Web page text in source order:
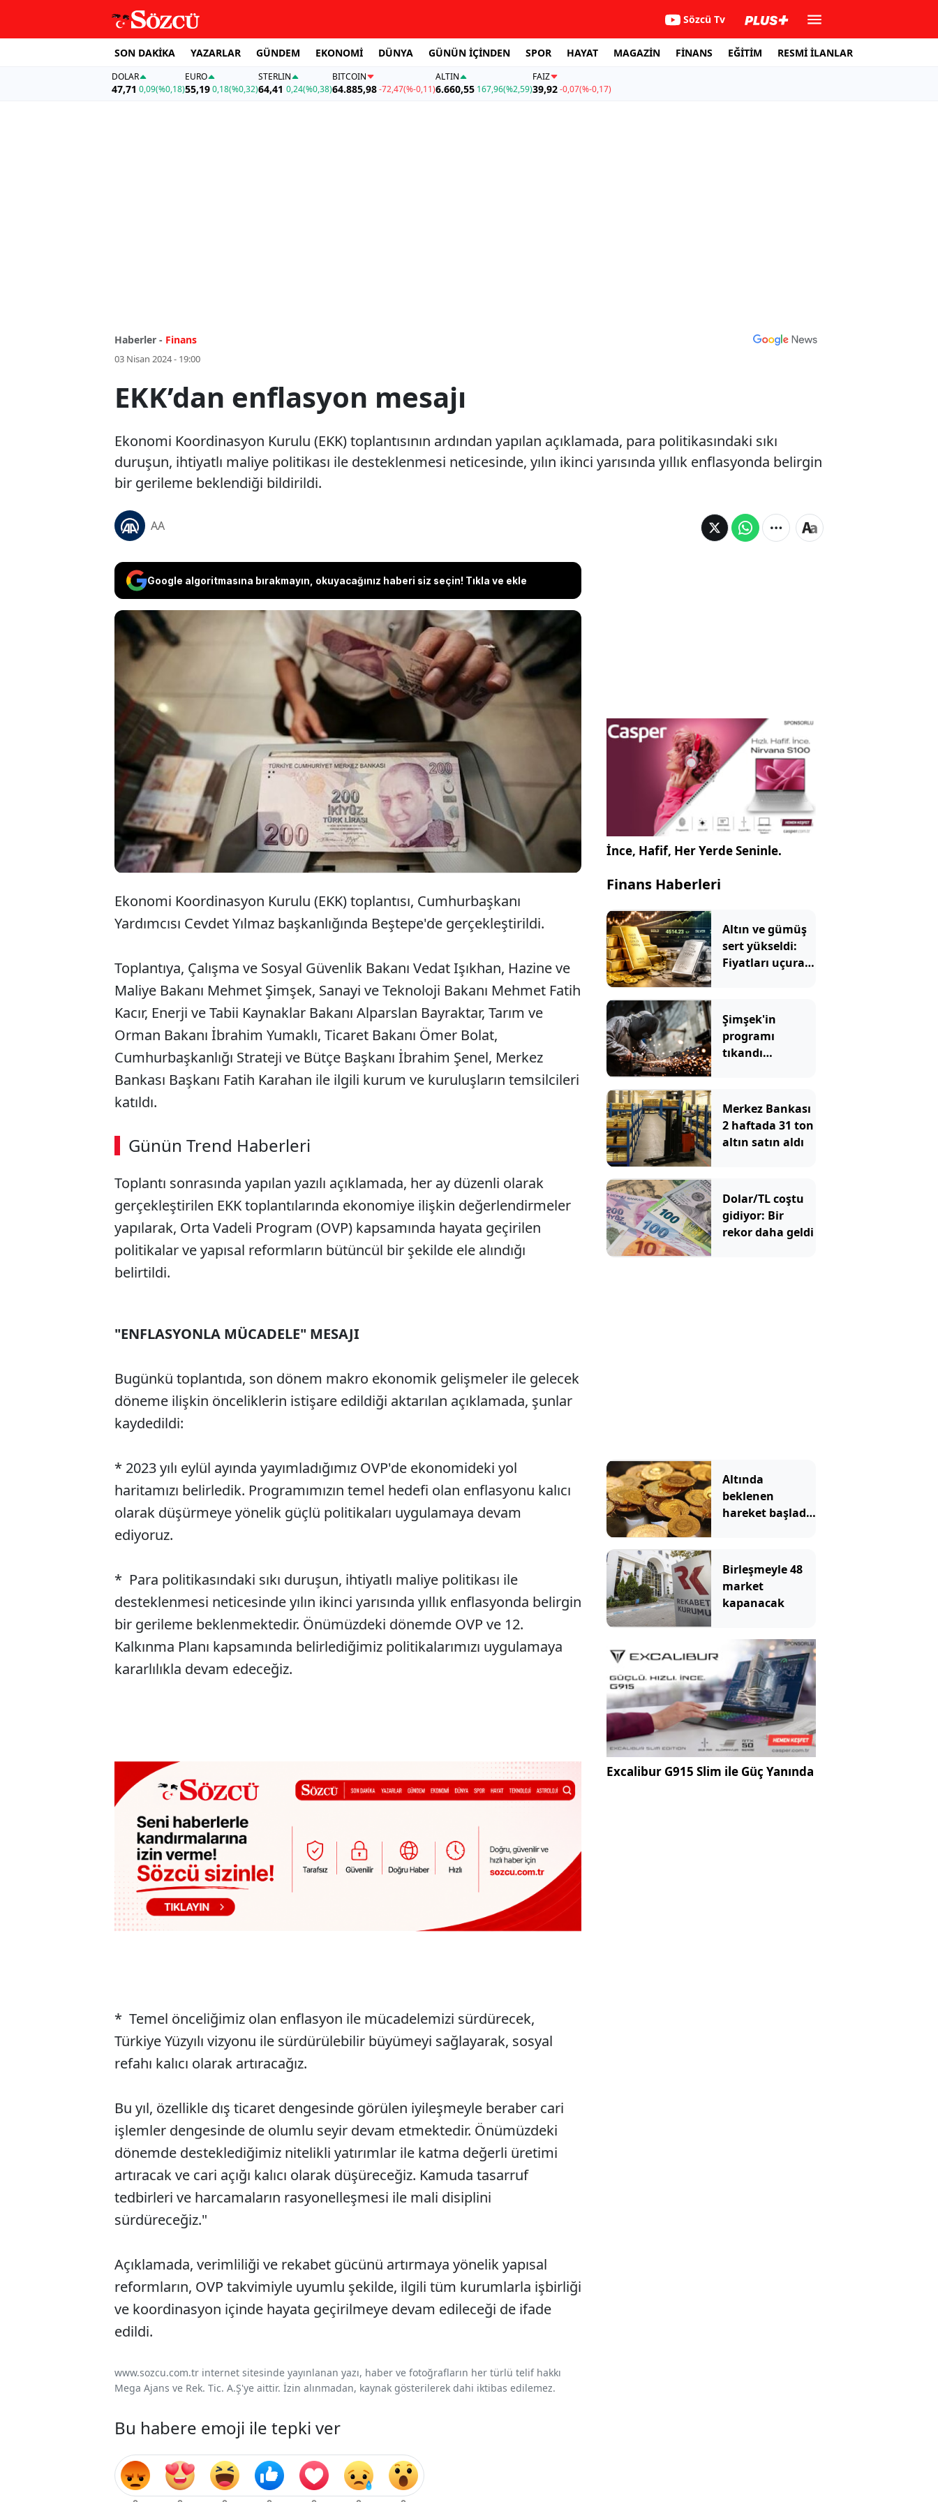
Sözcü Tv
SON DAKİKA YAZARLAR GÜNDEM EKONOMİ DÜNYA GÜNÜN İÇİNDEN SPOR HAYAT MAGAZİN FİNANS EĞİTİM RESMİ İLANLAR
DOLAR
47,71 0,09(%0,18)
EURO
55,19 0,18(%0,32)
STERLIN
64,41 0,24(%0,38)
BITCOIN
64.885,98-72,47(%-0,11)
ALTIN
6.660,55 167,96(%2,59)
FAİZ
39,92-0,07(%-0,17)
Haberler - Finans
03 Nisan 2024 - 19:00
EKK’dan enflasyon mesajı
Ekonomi Koordinasyon Kurulu (EKK) toplantısının ardından yapılan açıklamada, para politikasındaki sıkı
duruşun, ihtiyatlı maliye politikası ile desteklenmesi neticesinde, yılın ikinci yarısında yıllık enflasyonda belirgin
bir gerileme beklendiği bildirildi.
AA
Google algoritmasına bırakmayın, okuyacağınız haberi siz seçin! Tıkla ve ekle
Ekonomi Koordinasyon Kurulu (EKK) toplantısının ardından
yapılan açıklamada, para politikasındaki sıkı duruşun, ihtiyatlı
maliye politikası ile desteklenmesi neticesinde, yılın ikinci
yarısında yıllık enflasyonda belirgin bir gerileme beklendiği
bildirildi.
Ekonomi Koordinasyon Kurulu (EKK) toplantısı, Cumhurbaşkanı
Yardımcısı Cevdet Yılmaz başkanlığında Beştepe'de gerçekleştirildi.
Toplantıya, Çalışma ve Sosyal Güvenlik Bakanı Vedat Işıkhan, Hazine ve
Maliye Bakanı Mehmet Şimşek, Sanayi ve Teknoloji Bakanı Mehmet Fatih
Kacır, Enerji ve Tabii Kaynaklar Bakanı Alparslan Bayraktar, Tarım ve
Orman Bakanı İbrahim Yumaklı, Ticaret Bakanı Ömer Bolat,
Cumhurbaşkanlığı Strateji ve Bütçe Başkanı İbrahim Şenel, Merkez
Bankası Başkanı Fatih Karahan ile ilgili kurum ve kuruluşların temsilcileri
katıldı.
Günün Trend Haberleri
00:03 / 09:15
Sesi Aç
Toplantı sonrasında yapılan yazılı açıklamada, her ay düzenli olarak
gerçekleştirilen EKK toplantılarında ekonomiye ilişkin değerlendirmeler
yapılarak, Orta Vadeli Program (OVP) kapsamında hayata geçirilen
politikalar ve yapısal reformların bütüncül bir şekilde ele alındığı
belirtildi.
"ENFLASYONLA MÜCADELE" MESAJI
Bugünkü toplantıda, son dönem makro ekonomik gelişmeler ile gelecek
döneme ilişkin önceliklerin istişare edildiği aktarılan açıklamada, şunlar
kaydedildi:
* 2023 yılı eylül ayında yayımladığımız OVP'de ekonomideki yol
haritamızı belirledik. Programımızın temel hedefi olan enflasyonu kalıcı
olarak düşürmeye yönelik güçlü politikaları uygulamaya devam
ediyoruz.
* Para politikasındaki sıkı duruşun, ihtiyatlı maliye politikası ile
desteklenmesi neticesinde yılın ikinci yarısında yıllık enflasyonda belirgin
bir gerileme beklenmektedir. Önümüzdeki dönemde OVP ve 12.
Kalkınma Planı kapsamında belirlediğimiz politikalarımızı uygulamaya
kararlılıkla devam edeceğiz.
* Temel önceliğimiz olan enflasyon ile mücadelemizi sürdürecek,
Türkiye Yüzyılı vizyonu ile sürdürülebilir büyümeyi sağlayarak, sosyal
refahı kalıcı olarak artıracağız.
Bu yıl, özellikle dış ticaret dengesinde görülen iyileşmeyle beraber cari
işlemler dengesinde de olumlu seyir devam etmektedir. Önümüzdeki
dönemde desteklediğimiz nitelikli yatırımlar ile katma değerli üretimi
artıracak ve cari açığı kalıcı olarak düşüreceğiz. Kamuda tasarruf
tedbirleri ve harcamaların rasyonelleşmesi ile mali disiplini
sürdüreceğiz."
Açıklamada, verimliliği ve rekabet gücünü artırmaya yönelik yapısal
reformların, OVP takvimiyle uyumlu şekilde, ilgili tüm kurumlarla işbirliği
ve koordinasyon içinde hayata geçirilmeye devam edileceği de ifade
edildi.
www.sozcu.com.tr internet sitesinde yayınlanan yazı, haber ve fotoğrafların her türlü telif hakkı
Mega Ajans ve Rek. Tic. A.Ş'ye aittir. İzin alınmadan, kaynak gösterilerek dahi iktibas edilemez.
Bu habere emoji ile tepki ver
İnce, Hafif, Her Yerde Seninle.
Finans Haberleri
Altın ve gümüş
sert yükseldi:
Fiyatları uçuran
Şimşek'in
programı
tıkandı
Merkez Bankası
2 haftada 31 ton
altın satın aldı
Dolar/TL coştu
gidiyor: Bir
rekor daha geldi
Altında
beklenen
hareket başladı!
Birleşmeyle 48
market
kapanacak
Excalibur G915 Slim ile Güç Yanında